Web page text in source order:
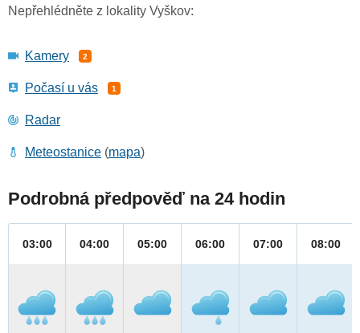
Nepřehlédněte z lokality Vyškov:
Kamery 2
Počasí u vás 1
Radar
Meteostanice (mapa)
Podrobná předpověď na 24 hodin
03:00 04:00 05:00 06:00 07:00 08:00